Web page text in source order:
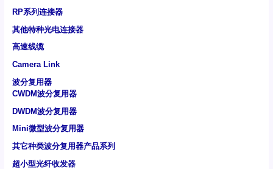
RP系列连接器
其他特种光电连接器
高速线缆
Camera Link
波分复用器
CWDM波分复用器
DWDM波分复用器
Mini微型波分复用器
其它种类波分复用器产品系列
超小型光纤收发器